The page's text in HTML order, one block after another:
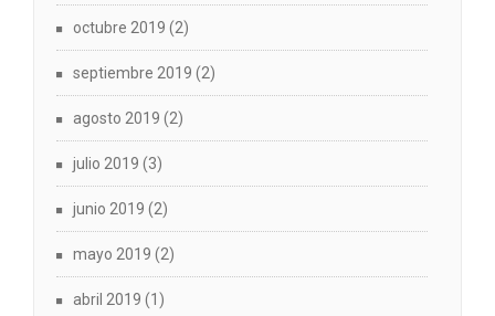
octubre 2019 (2)
septiembre 2019 (2)
agosto 2019 (2)
julio 2019 (3)
junio 2019 (2)
mayo 2019 (2)
abril 2019 (1)